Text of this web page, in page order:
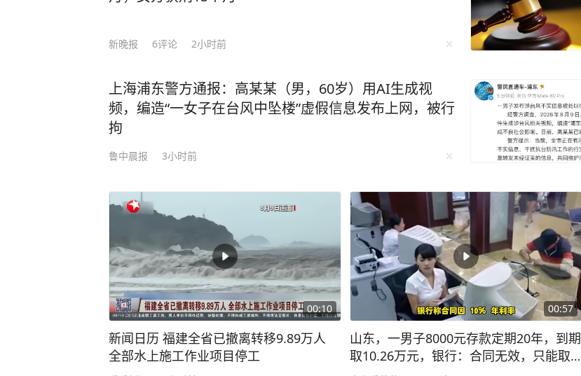
新晚报 6评论 2小时前
上海浦东警方通报：高某某（男，60岁）用AI生成视
频，编造“一女子在台风中坠楼”虚假信息发布上网，被行
拘
鲁中晨报 3小时前
00:10
新闻日历 福建全省已撤离转移9.89万人
全部水上施工作业项目停工
00:57
山东，一男子8000元存款定期20年，到期
取10.26万元，银行：合同无效，只能取9